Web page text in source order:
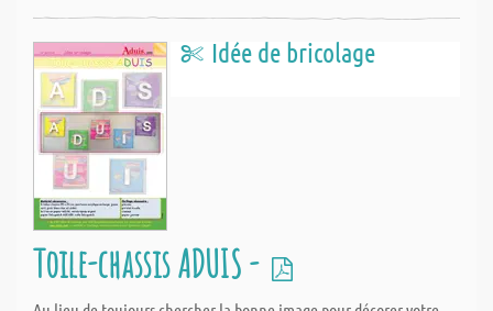
Idée de bricolage
Toile-chassis ADUIS -